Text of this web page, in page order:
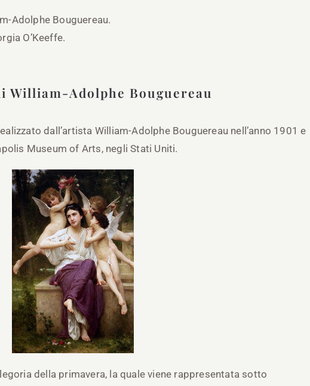
Adolphe Bouguereau.
O’Keeffe.
William-Adolphe Bouguereau
dall’artista William-Adolphe Bouguereau nell’anno 1901 e
Museum of Arts, negli Stati Uniti.
della primavera, la quale viene rappresentata sotto